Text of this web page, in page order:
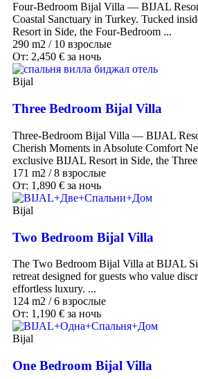
Four-Bedroom Bijal Villa — BIJAL
Coastal Sanctuary in Turkey. Tucked
Resort in Side, the Four-Bedroom ...
290 m2 / 10 взрослые
От: 2,450 € за ночь
Bijal
Three Bedroom Bijal Villa
Three-Bedroom Bijal Villa — BIJAL
Cherish Moments in Absolute Comfort
exclusive BIJAL Resort in Side, the
171 m2 /8 взрослые
От: 1,890 € за ночь
Bijal
Two Bedroom Bijal Villa
The Two Bedroom Bijal Villa at BIJAL
retreat designed for guests who value
effortless luxury. ...
124 m2 /6 взрослые
От: 1,190 € за ночь
Bijal
One Bedroom Bijal Villa